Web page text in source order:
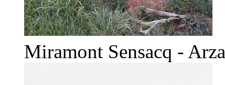
Miramont Sensacq -